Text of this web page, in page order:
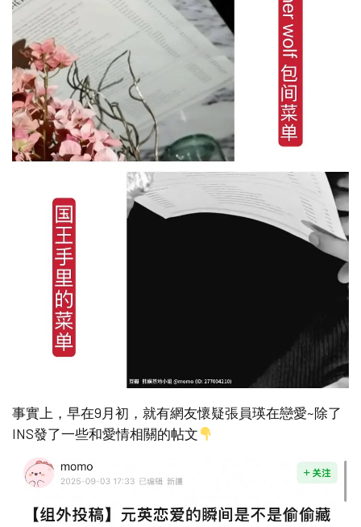
事實上，早在9月初，就有網友懷疑張員瑛在戀愛~除了
INS發了一些和愛情相關的帖文